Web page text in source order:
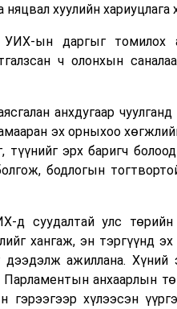
хуулийн хариуцлага
УИХ-ын даргыг томилох
ч олонхын
анхдугаар
эх орныхоо
түүнийг эрх баригч
бодлогын
д суудалтай улс
хангаж, эн тэргүүнд
ажиллана. Хүний
анхаарлын
хүлээсэн